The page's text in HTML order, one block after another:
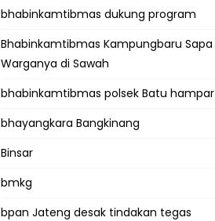
bhabinkamtibmas dukung program
Bhabinkamtibmas Kampungbaru Sapa
Warganya di Sawah
bhabinkamtibmas polsek Batu hampar
bhayangkara Bangkinang
Binsar
bmkg
bpan Jateng desak tindakan tegas